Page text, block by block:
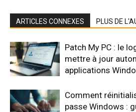
ARTICLES CONNEXES PLUS DE
Patch My PC : le
mettre à jour
applications
Comment
passe Windows :